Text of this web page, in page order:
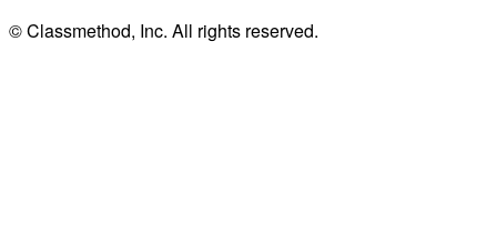
© Classmethod, Inc. All rights reserved.